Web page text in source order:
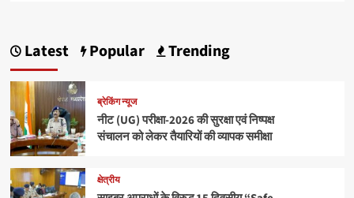
Latest Popular Trending
ब्रेकिंग न्यूज
नीट (UG) परीक्षा-2026 की सुरक्षा एवं निष्पक्ष
संचालन को लेकर तैयारियों की व्यापक समीक्षा
क्षेत्रीय